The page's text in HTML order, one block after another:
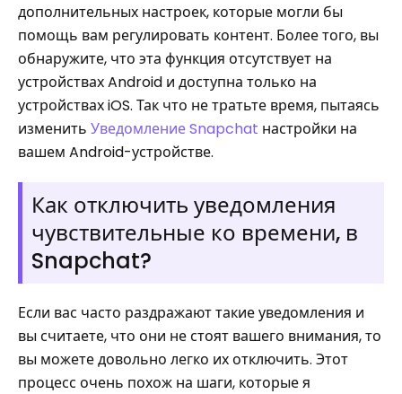
дополнительных настроек, которые могли бы
помощь вам регулировать контент. Более того, вы
обнаружите, что эта функция отсутствует на
устройствах Android и доступна только на
устройствах iOS. Так что не тратьте время, пытаясь
изменить Уведомление Snapchat настройки на
вашем Android-устройстве.
Как отключить уведомления
чувствительные ко времени, в
Snapchat?
Если вас часто раздражают такие уведомления и
вы считаете, что они не стоят вашего внимания, то
вы можете довольно легко их отключить. Этот
процесс очень похож на шаги, которые я